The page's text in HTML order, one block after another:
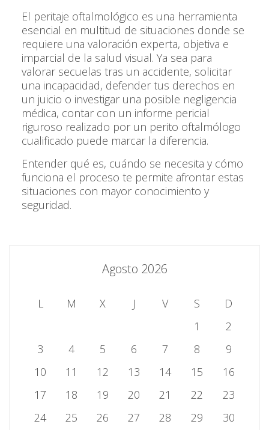
El peritaje oftalmológico es una herramienta
esencial en multitud de situaciones donde se
requiere una valoración experta, objetiva e
imparcial de la salud visual. Ya sea para
valorar secuelas tras un accidente, solicitar
una incapacidad, defender tus derechos en
un juicio o investigar una posible negligencia
médica, contar con un informe pericial
riguroso realizado por un perito oftalmólogo
cualificado puede marcar la diferencia.
Entender qué es, cuándo se necesita y cómo
funciona el proceso te permite afrontar estas
situaciones con mayor conocimiento y
seguridad.
Agosto 2026
L M X J V S
D
1
2
3
4 5 6 7 8
9
10
11 12 13 14 15
16
17
18 19 20 21 22
23
24
25 26 27 28 29
30